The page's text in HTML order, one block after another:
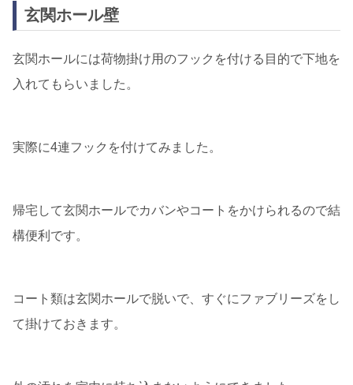
玄関ホール壁
玄関ホールには荷物掛け用のフックを付ける目的で下地を
入れてもらいました。
実際に4連フックを付けてみました。
帰宅して玄関ホールでカバンやコートをかけられるので結
構便利です。
コート類は玄関ホールで脱いで、すぐにファブリーズをし
て掛けておきます。